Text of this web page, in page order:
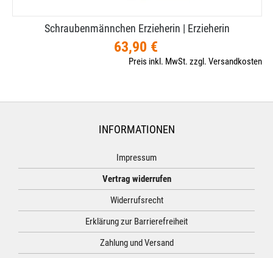
Schraubenmännchen Erzieherin | Erzieherin
63,90 €
Preis inkl. MwSt. zzgl. Versandkosten
INFORMATIONEN
Impressum
Vertrag widerrufen
Widerrufsrecht
Erklärung zur Barrierefreiheit
Zahlung und Versand